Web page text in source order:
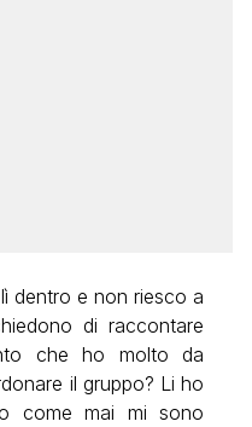
dentro e non riesco a
di raccontare
che ho molto da
il gruppo? Li ho
come mai mi sono